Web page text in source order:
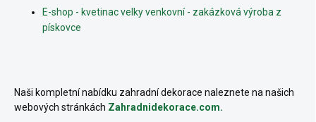
E-shop - kvetinac velky venkovní - zakázková výroba z
pískovce
Naši kompletní nabídku zahradní dekorace naleznete na našich
webových stránkách Zahradnidekorace.com.